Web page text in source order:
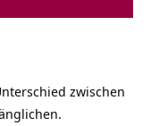
zwischen